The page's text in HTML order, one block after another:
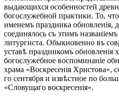
выдающихся особенностей
богослужебной практики. То,
именемъ праздника обновленія,
соединялось съ этимъ
литургиста. Обыкновенно въ
уставѣ праздникомъ обновленія
богослужебное воспоминаніе
храма «Воскресенія Христова»,
го сентября и извѣстное по
«Словущаго воскресенія».